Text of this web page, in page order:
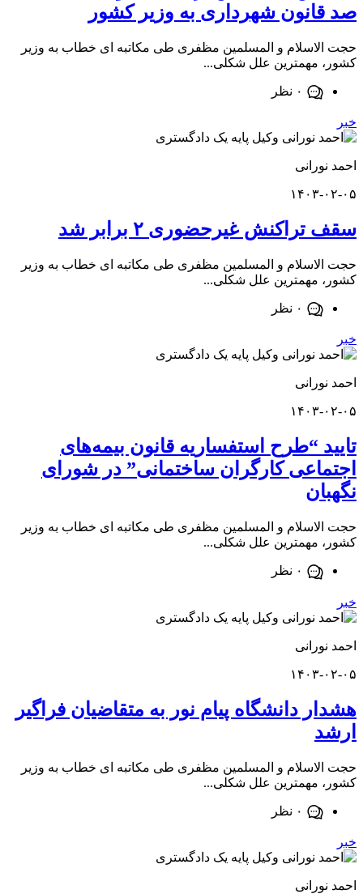
شهرداری به وزیر کشور
و المسلمین مظفری طی مکاتبه ای خطاب به وزیر
مهمترین علل شکلی...
۰ نظر
۰۵
غیرحضوری ۲ برابر شد
و المسلمین مظفری طی مکاتبه ای خطاب به وزیر
مهمترین علل شکلی...
۰ نظر
۰۵
“طرح استفساریه قانون بیمه‌های
کارگران ساختمانی” در شورای
و المسلمین مظفری طی مکاتبه ای خطاب به وزیر
مهمترین علل شکلی...
۰ نظر
۰۵
دانشگاه پیام نور به متقاضیان فراگیر
و المسلمین مظفری طی مکاتبه ای خطاب به وزیر
مهمترین علل شکلی...
۰ نظر